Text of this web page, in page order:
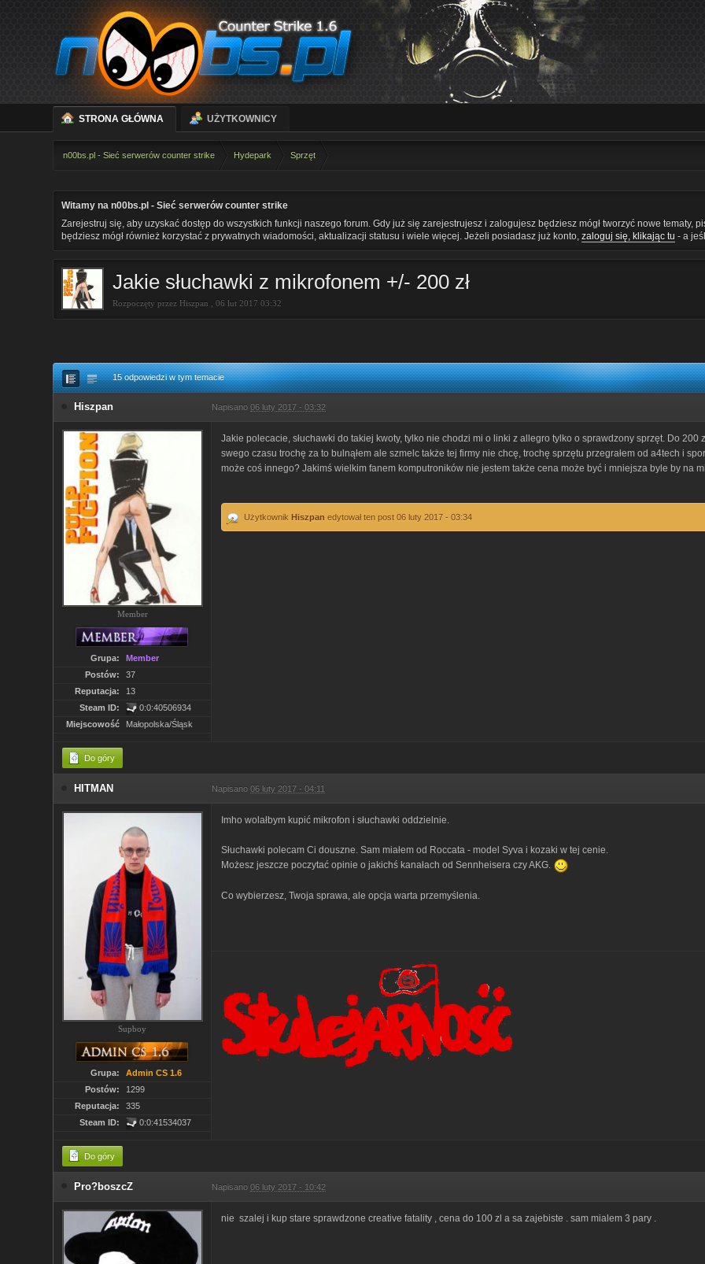
STRONA GŁÓWNA UŻYTKOWNICY
n00bs.pl - Sieć serwerów counter strike Hydepark Sprzęt
Witamy na n00bs.pl - Sieć serwerów counter strike
Zarejestruj się, aby uzyskać dostęp do wszystkich funkcji naszego forum. Gdy już się zarejestrujesz i zalogujesz będziesz mógł tworzyć nowe tematy,
będziesz mógł również korzystać z prywatnych wiadomości, aktualizacji statusu i wiele więcej. Jeżeli posiadasz już konto,zaloguj się, klikając tu - a
Jakie słuchawki z mikrofonem +/- 200 zł
Rozpoczęty przezHiszpan ,06 lut 2017 03:32
15 odpowiedzi w tym temacie
Hiszpan Napisano06 luty 2017 - 03:32
Member
Grupa:
Member
Postów:
37
Reputacja:
13
Steam ID:
0:0:40506934
Miejscowość
Małopolska/Śląsk
Jakie polecacie, słuchawki do takiej kwoty, tylko nie chodzi mi o linki z allegro tylko o sprawdzony sprzęt. Do 200
swego czasu trochę za to bulnąłem ale szmelc także tej firmy nie chcę, trochę sprzętu przegrałem od a4tech i
może coś innego? Jakimś wielkim fanem komputroników nie jestem także cena może być i mniejsza byle by na
UżytkownikHiszpan edytował ten post 06 luty 2017 - 03:34
Do góry
HITMAN Napisano06 luty 2017 - 04:11
Supboy
Grupa:
Admin CS 1.6
Postów:
1299
Reputacja:
335
Steam ID:
0:0:41534037
Imho wolałbym kupić mikrofon i słuchawki oddzielnie.
Słuchawki polecam Ci douszne. Sam miałem od Roccata - model Syva i kozaki w tej cenie.
Możesz jeszcze poczytać opinie o jakichś kanałach od Sennheisera czy AKG.
Co wybierzesz, Twoja sprawa, ale opcja warta przemyślenia.
Do góry
Pro?boszcZ Napisano06 luty 2017 - 10:42
nie szalej i kup stare sprawdzone creative fatality , cena do 100 zl a sa zajebiste . sam mialem 3 pary .